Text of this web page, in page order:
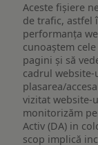
Aceste fișiere
de trafic, astfel
performanța
cunoaștem
pagini și să
cadrul
plasarea/
vizitat website-
monitorizăm
Activ (DA) in
scop implică